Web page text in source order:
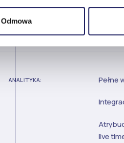
Odmowa
ANALITYKA: Pełne
live